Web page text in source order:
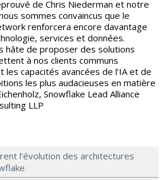
de Chris Niederman et notre
sommes convaincus que le
renforcera encore davantage
services et données.
hâte de proposer des solutions
à nos clients communs
les capacités avancées de l’IA et de
les plus audacieuses en matière
Snowflake Lead Alliance
LLP
l'évolution des architectures